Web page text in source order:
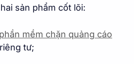
sản phẩm cốt lõi:
phần mềm chặn quảng cáo
tư;